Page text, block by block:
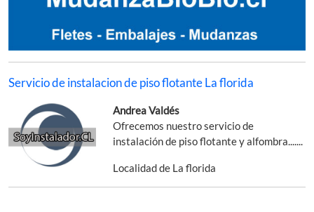
Servicio de instalacion de piso flotante La florida
Andrea Valdés
Ofrecemos nuestro servicio de
instalación de piso flotante y alfombra.......
Localidad de La florida